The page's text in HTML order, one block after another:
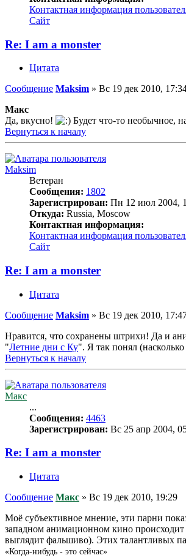
Контактная информация
Сайт
Re: I am a monster
Цитата
Сообщение Maksim » Вс 19 дек 2010,
Макс
Да, вкусно!
Будет что-то необычное,
Вернуться к началу
Maksim
Ветеран
Сообщения: 1802
Зарегистрирован: Пн 12 июл 2004,
Откуда: Russia, Moscow
Контактная информация:
Контактная информация
Сайт
Re: I am a monster
Цитата
Сообщение Maksim » Вс 19 дек 2010,
Нравится, что сохранены штрихи! Да и
"Летние дни с Ку". Я так понял
Вернуться к началу
Макс
...
Сообщения: 4463
Зарегистрирован: Вс 25 апр 2004,
Re: I am a monster
Цитата
Сообщение Макс » Вс 19 дек 2010, 19:29
Моё субъективное мнение, эти парни
западном анимационном кино
выглядит фальшиво). Этих талантливых
«Когда-нибудь - это сейчас»